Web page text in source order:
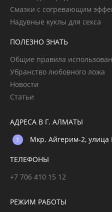
Смазки с согревающим
Надувные куклы для секса
ПОЛЕЗНО ЗНАТЬ
Общие правила
Убранство любовного ложа
Новости
Статьи
АДРЕСА В Г. АЛМАТЫ
Мкр. Айгерим-2,
ТЕЛЕФОНЫ
+7 706 410 15 12
РЕЖИМ РАБОТЫ